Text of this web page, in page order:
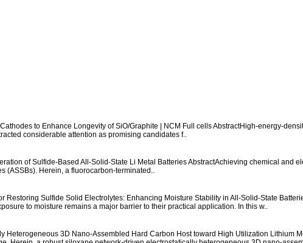
to Enhance Longevity of SiO/Graphite | NCM Full cellsAbstractHigh-energy-
considerable attention as promising candidates f..
of Sulfide-Based All-Solid-State Li Metal BatteriesAbstractAchieving chemical and
(ASSBs). Herein, a fluorocarbon-terminated..
Restoring Sulfide Solid Electrolytes: Enhancing Moisture Stability in All-Solid-State
to moisture remains a major barrier to their practical application. In this w..
Heterogeneous 3D Nano-Assembled Hard Carbon Host toward High Utilization Lithium